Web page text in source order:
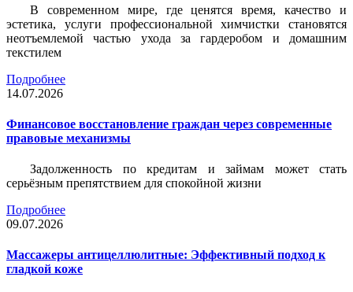
В современном мире, где ценятся время, качество и
эстетика, услуги профессиональной химчистки становятся
неотъемлемой частью ухода за гардеробом и домашним
текстилем
Подробнее
14.07.2026
Финансовое восстановление граждан через современные
правовые механизмы
Задолженность по кредитам и займам может стать
серьёзным препятствием для спокойной жизни
Подробнее
09.07.2026
Массажеры антицеллюлитные: Эффективный подход к
гладкой коже